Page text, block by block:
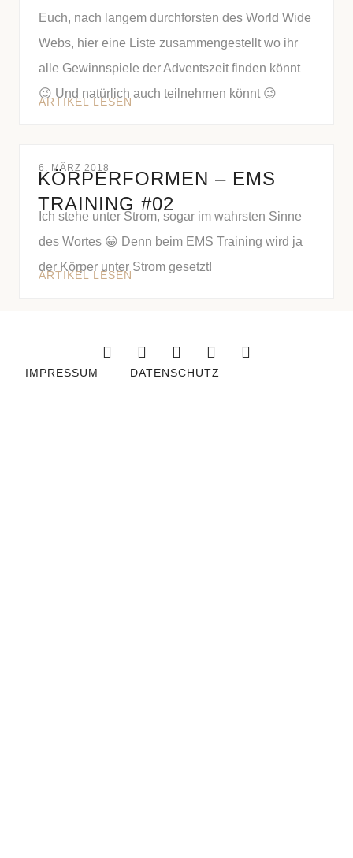
Euch, nach langem durchforsten des World Wide
Webs, hier eine Liste zusammengestellt wo ihr
alle Gewinnspiele der Adventszeit finden könnt
😉 Und natürlich auch teilnehmen könnt 😉
ARTIKEL LESEN
6. MÄRZ 2018
KÖRPERFORMEN – EMS
TRAINING #02
Ich stehe unter Strom, sogar im wahrsten Sinne
des Wortes 😀 Denn beim EMS Training wird ja
der Körper unter Strom gesetzt!
ARTIKEL LESEN
IMPRESSUM DATENSCHUTZ